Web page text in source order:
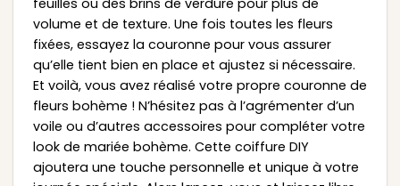
feuilles ou des brins de verdure pour plus de
volume et de texture. Une fois toutes les fleurs
fixées, essayez la couronne pour vous assurer
qu’elle tient bien en place et ajustez si nécessaire.
Et voilà, vous avez réalisé votre propre couronne de
fleurs bohème ! N’hésitez pas à l’agrémenter d’un
voile ou d’autres accessoires pour compléter votre
look de mariée bohème. Cette coiffure DIY
ajoutera une touche personnelle et unique à votre